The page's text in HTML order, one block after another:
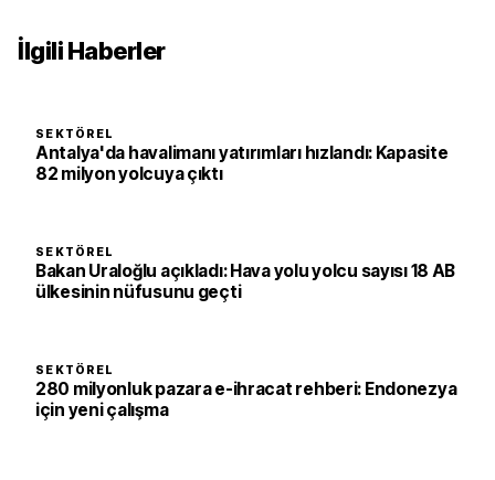
İlgili Haberler
SEKTÖREL
Antalya'da havalimanı yatırımları hızlandı: Kapasite
82 milyon yolcuya çıktı
SEKTÖREL
Bakan Uraloğlu açıkladı: Hava yolu yolcu sayısı 18 AB
ülkesinin nüfusunu geçti
SEKTÖREL
280 milyonluk pazara e-ihracat rehberi: Endonezya
için yeni çalışma